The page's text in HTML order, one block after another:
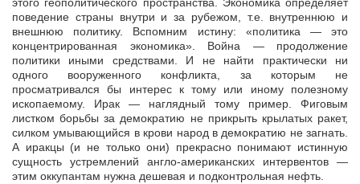
этого геополитического пространства. Экономика определяет
поведение страны внутри и за рубежом, т.е. внутреннюю и
внешнюю политику. Вспомним истину: «политика — это
концентрированная экономика». Война — продолжение
политики иными средствами. И не найти практически ни
одного вооруженного конфликта, за которым не
просматривался бы интерес к тому или иному полезному
ископаемому. Ирак — наглядный тому пример. Фиговым
листком борьбы за демократию не прикрыть крылатых ракет,
силком умывающийся в крови народ в демократию не загнать.
А иракцы (и не только они) прекрасно понимают истинную
сущность устремлений англо-американских интервентов —
этим оккупантам нужна дешевая и подконтрольная нефть.